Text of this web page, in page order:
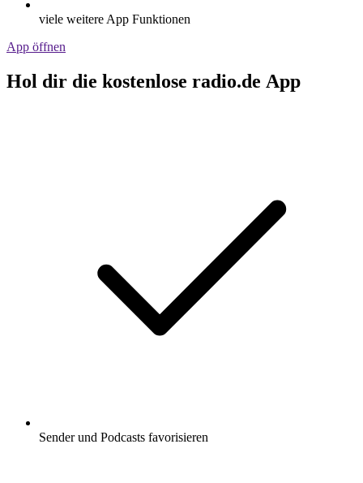
viele weitere App Funktionen
App öffnen
Hol dir die kostenlose radio.de App
Sender und Podcasts favorisieren